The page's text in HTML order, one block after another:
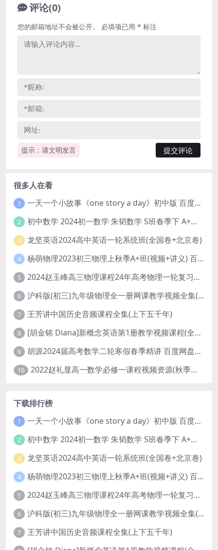
评论(0)
提示：请文明发言
您的邮箱地址不会被公开。 必填项已用 * 标注
很多人在看
1 一天一个小故事《one story a day》初中版 百度网盘分享下载
2 初中数学 2024初一数学 朱韬数学 S班春季下 A+班春季下 百度云网盘
3 龙坚英语2024高中英语一轮系统班(全国卷+北京卷)
4 杨萌物理2023初三物理上秋季A+班(视频+讲义) 百度网盘分享
5 2024赵玉峰高三物理课程24年高考物理一轮复习网课教程
6 沪科版(初三)九年级物理全一册网课教学视频全集(录播版 杜春雨 66讲)
7 王芳讲中国历史音频课程全集(上下五千年)
8 [胡金铭 Diana]新概念英语第1册教学视频课程(全集 百度网盘下载)
9 胡源2024届高考数学二轮寒假春季精讲 百度网盘分享
10 2022赵礼显高一数学必修一课程视频资源(秋季班 含讲义)百度网盘云
下载排行榜
1 一天一个小故事《one story a day》初中版 百度网盘分享下载
2 初中数学 2024初一数学 朱韬数学 S班春季下 A+班春季下 百度云网盘
3 龙坚英语2024高中英语一轮系统班(全国卷+北京卷)
4 杨萌物理2023初三物理上秋季A+班(视频+讲义) 百度网盘分享
5 2024赵玉峰高三物理课程24年高考物理一轮复习网课教程
6 沪科版(初三)九年级物理全一册网课教学视频全集(录播版 杜春雨 66讲)
7 王芳讲中国历史音频课程全集(上下五千年)